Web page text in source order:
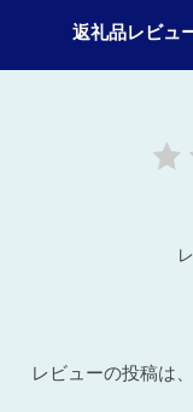
返礼品レビュ
レビューの投稿は